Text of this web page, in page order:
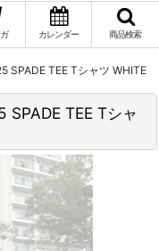
カレンダー 商品検索
SPADE TEE Tシャツ WHITE
SPADE TEE Tシャ